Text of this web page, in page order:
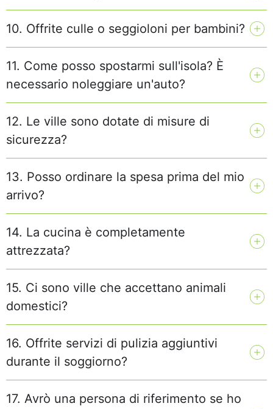
10. Offrite culle o seggioloni per bambini?
11. Come posso spostarmi sull'isola? È
necessario noleggiare un'auto?
12. Le ville sono dotate di misure di
sicurezza?
13. Posso ordinare la spesa prima del mio
arrivo?
14. La cucina è completamente
attrezzata?
15. Ci sono ville che accettano animali
domestici?
16. Offrite servizi di pulizia aggiuntivi
durante il soggiorno?
17. Avrò una persona di riferimento se ho